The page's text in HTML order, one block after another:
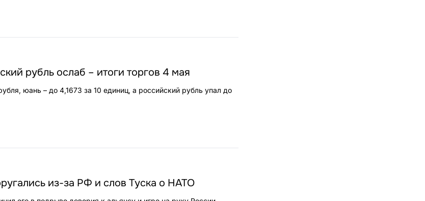
рубль ослаб – итоги торгов 4 мая
юань – до 4,1673 за 10 единиц, а российский рубль упал до
из-за РФ и слов Туска о НАТО